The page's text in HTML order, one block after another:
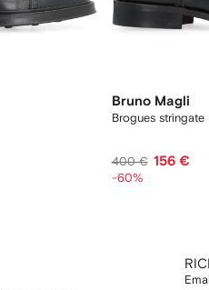
Bruno Magli
Brogues stringate
400 € 156 €
-60%